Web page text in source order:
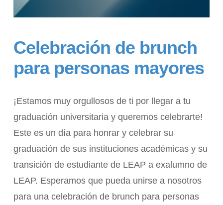
Celebración de brunch
para personas mayores
¡Estamos muy orgullosos de ti por llegar a tu
graduación universitaria y queremos celebrarte!
Este es un día para honrar y celebrar su
graduación de sus instituciones académicas y su
transición de estudiante de LEAP a exalumno de
LEAP. Esperamos que pueda unirse a nosotros
para una celebración de brunch para personas